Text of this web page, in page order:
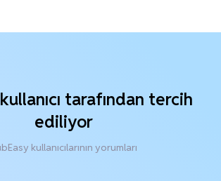
tarafından tercih
ediliyor
kullanıcılarının yorumları